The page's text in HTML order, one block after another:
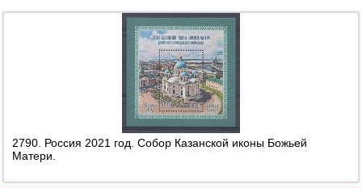
2790. Россия 2021 год. Собор Казанской иконы Божьей
Матери.